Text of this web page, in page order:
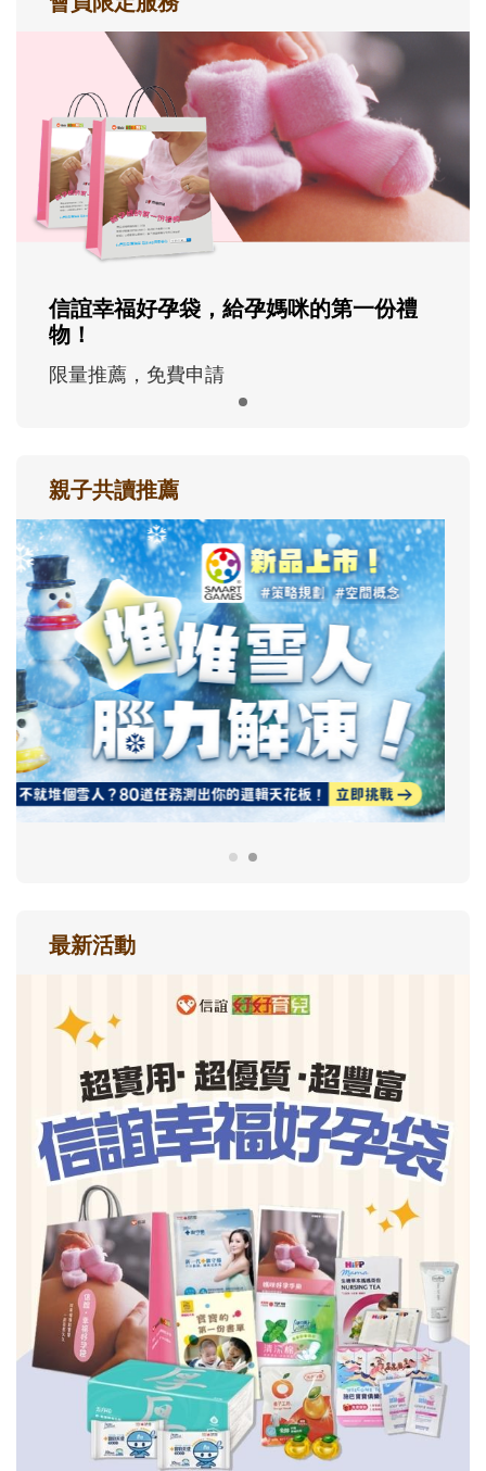
信誼幸福好孕袋，給孕媽咪的第一份禮
物！
限量推薦，免費申請
親子共讀推薦
最新活動
信誼基金會 附設幼兒園